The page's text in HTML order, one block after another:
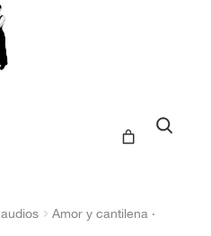
Buscar
Amor y cantilena ·